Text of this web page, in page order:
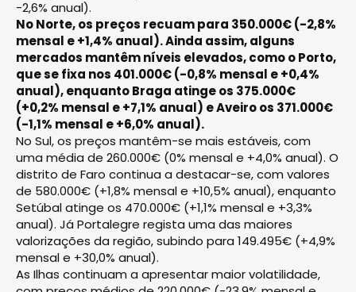
-2,6% anual).
No Norte, os preços recuam para 350.000€ (-2,8%
mensal e +1,4% anual). Ainda assim, alguns
mercados mantêm níveis elevados, como o Porto,
que se fixa nos 401.000€ (-0,8% mensal e +0,4%
anual), enquanto Braga atinge os 375.000€
(+0,2% mensal e +7,1% anual) e Aveiro os 371.000€
(-1,1% mensal e +6,0% anual).
No Sul, os preços mantêm-se mais estáveis, com
uma média de 260.000€ (0% mensal e +4,0% anual). O
distrito de Faro continua a destacar-se, com valores
de 580.000€ (+1,8% mensal e +10,5% anual), enquanto
Setúbal atinge os 470.000€ (+1,1% mensal e +3,3%
anual). Já Portalegre regista uma das maiores
valorizações da região, subindo para 149.495€ (+4,9%
mensal e +30,0% anual).
As Ilhas continuam a apresentar maior volatilidade,